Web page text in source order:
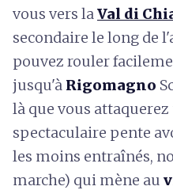
vous vers laVal di
secondaire le long de
pouvez rouler
jusqu'à Rigomagno
là que vous
spectaculaire pente
les moins entraînés,
marche) qui mène au